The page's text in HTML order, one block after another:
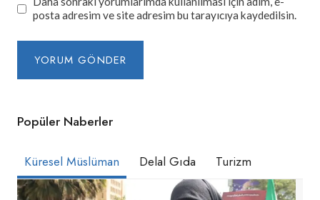
posta adresim ve site adresim bu tarayıcıya kaydedilsin.
Popüler Naberler
Küresel Müslüman Delal Gıda Turizm